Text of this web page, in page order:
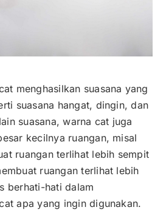
menghasilkan suasana yang
suasana hangat, dingin, dan
suasana, warna cat juga
kecilnya ruangan, misal
ruangan terlihat lebih sempit
ruangan terlihat lebih
berhati-hati dalam
apa yang ingin digunakan.